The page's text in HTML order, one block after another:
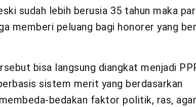
sudah lebih berusia 35 tahun maka
memberi peluang bagi honorer yang
bisa langsung diangkat menjadi
sistem merit yang berdasarkan
bedakan faktor politik, ras,